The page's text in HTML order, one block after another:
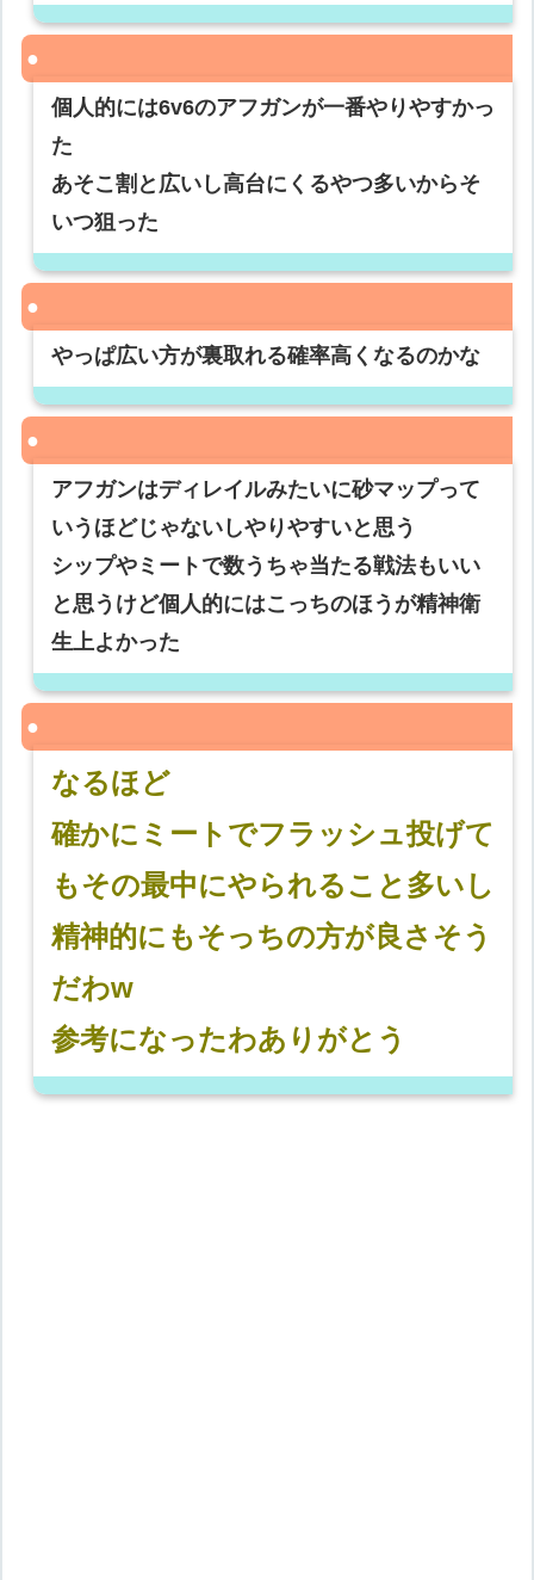
個人的には6v6のアフガンが一番やりやすかっ
た
あそこ割と広いし高台にくるやつ多いからそ
いつ狙った
やっぱ広い方が裏取れる確率高くなるのかな
アフガンはディレイルみたいに砂マップって
いうほどじゃないしやりやすいと思う
シップやミートで数うちゃ当たる戦法もいい
と思うけど個人的にはこっちのほうが精神衛
生上よかった
なるほど
確かにミートでフラッシュ投げて
もその最中にやられること多いし
精神的にもそっちの方が良さそう
だわw
参考になったわありがとう